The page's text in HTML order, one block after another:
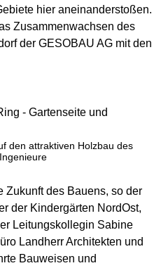
hier aneinanderstoßen.
Zusammenwachsen des
der GESOBAU AG mit den
den attraktiven Holzbau des
Zukunft des Bauens, so der
der Kindergärten NordOst,
Leitungskollegin Sabine
Landherr Architekten und
Bauweisen und